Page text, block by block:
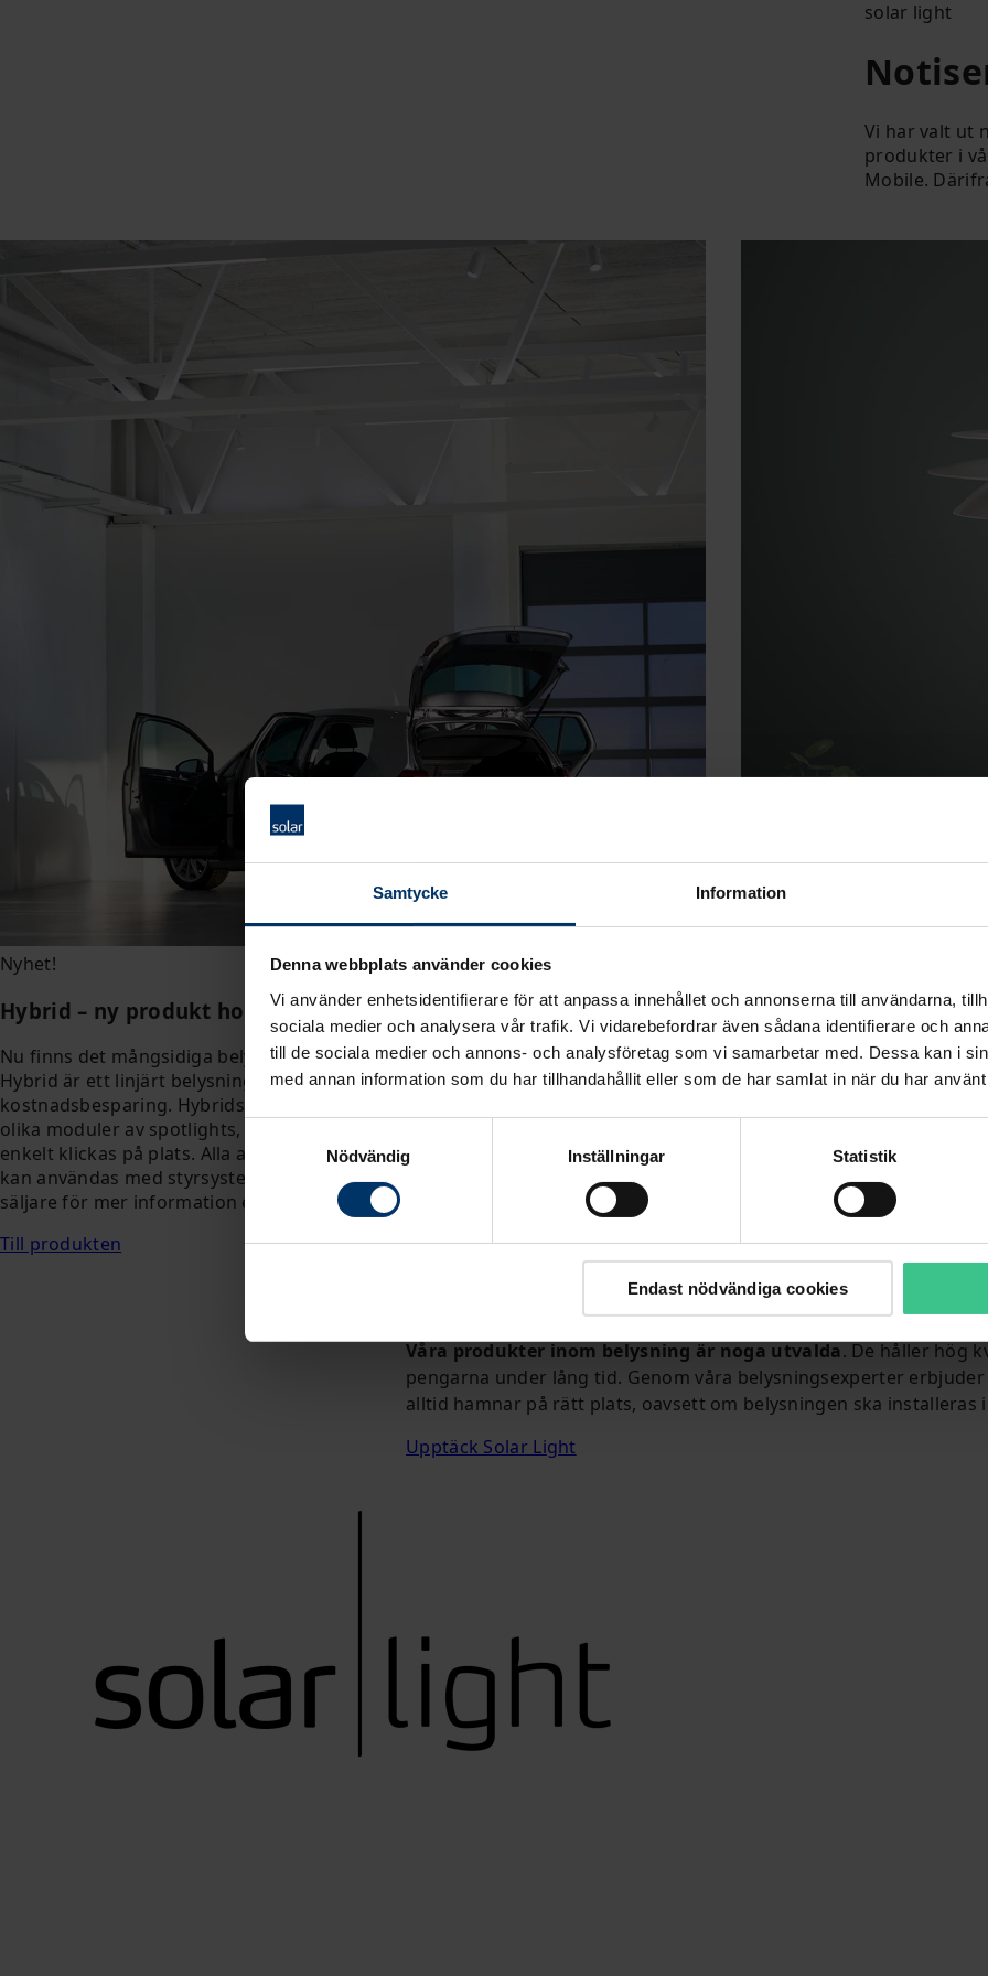
Samtycke Information
Denna webbplats använder cookies
Vi använder enhetsidentifierare för att anpassa innehållet och annonserna till användarna,
sociala medier och analysera vår trafik. Vi vidarebefordrar även sådana identifierare och
till de sociala medier och annons- och analysföretag som vi samarbetar med. Dessa kan i
med annan information som du har tillhandahållit eller som de har samlat in när du har
Nödvändig
Inställningar Statistik
Endast nödvändiga cookies
solar light
Vi har valt ut
produkter i
Mobile.
Nyhet!
Hybrid – ny produkt hos Solar Light
Nu finns det mångsidiga belysnings-systemet Hybrid tillgänglig hos Solar Light.
Hybrid är ett linjärt belysningssystem där ledorden är flexibilitet och
kostnadsbesparing. Hybridsystemet kan enkelt anpassas efter behov och inkluderar
olika moduler av spotlights, downlights, pendelarmaturer och allmänbelysning, som
enkelt klickas på plats. Alla armaturer har Wieland-kontakter och hela Hybridserien
kan användas med styrsystem och belysningsnätverk. Prata med din Solar Light-
säljare för mer information eller läs mer på Solarlight.se!
Till produkten
Ny armatur med
Century P475 är en helt ny
sortiment. Century P475
Våra produkter inom belysning är noga utvalda. De håller hög
pengarna under lång tid. Genom våra belysningsexperter
alltid hamnar på rätt plats, oavsett om belysningen ska
Upptäck Solar Light